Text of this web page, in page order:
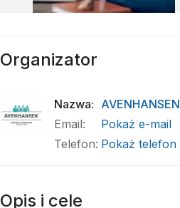
Organizator
Nazwa: AVENHANSEN
Email:
Pokaż e-mail
Telefon: Pokaż telefon
Opis i cele